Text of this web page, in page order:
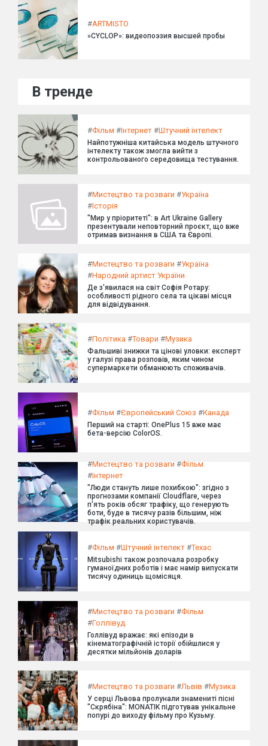
#ARTMISTO
»CYCLOP»: видеопоэзия высшей пробы
В тренде
#Фільм #Інтернет #Штучний інтелект
Найпотужніша китайська модель штучного
інтелекту також змогла вийти з
контрольованого середовища тестування.
#Мистецтво та розваги #Україна
#Історія
"Мир у пріоритеті": в Art Ukraine Gallery
презентували неповторний проєкт, що вже
отримав визнання в США та Європі.
#Мистецтво та розваги #Україна
#Народний артист України
Де з'явилася на світ Софія Ротару:
особливості рідного села та цікаві місця
для відвідування.
#Політика #Товари #Музика
Фальшиві знижки та цінові уловки: експерт
у галузі права розповів, яким чином
супермаркети обманюють споживачів.
#Фільм #Європейський Союз #Канада
Перший на старті: OnePlus 15 вже має
бета-версію ColorOS.
#Мистецтво та розваги #Фільм
#Інтернет
"Люди стануть лише похибкою": згідно з
прогнозами компанії Cloudflare, через
п'ять років обсяг трафіку, що генерують
боти, буде в тисячу разів більшим, ніж
трафік реальних користувачів.
#Фільм #Штучний інтелект #Техас
Mitsubishi також розпочала розробку
гуманоїдних роботів і має намір випускати
тисячу одиниць щомісяця.
#Мистецтво та розваги #Фільм
#Голлівуд
Голлівуд вражає: які епізоди в
кінематографічній історії обійшлися у
десятки мільйонів доларів
#Мистецтво та розваги #Львів #Музика
У серці Львова пролунали знамениті пісні
"Скрябіна": MONATIK підготував унікальне
попурі до виходу фільму про Кузьму.